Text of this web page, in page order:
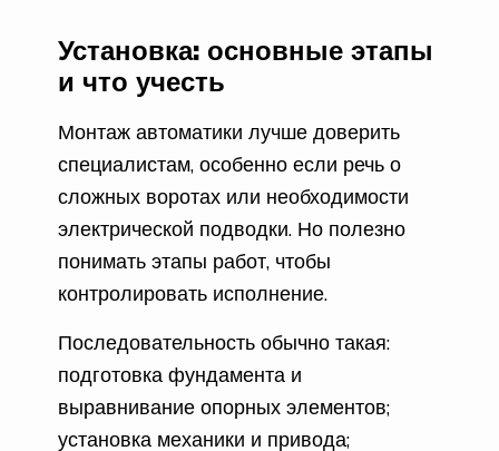
Установка: основные этапы
и что учесть
Монтаж автоматики лучше доверить
специалистам, особенно если речь о
сложных воротах или необходимости
электрической подводки. Но полезно
понимать этапы работ, чтобы
контролировать исполнение.
Последовательность обычно такая:
подготовка фундамента и
выравнивание опорных элементов;
установка механики и привода;